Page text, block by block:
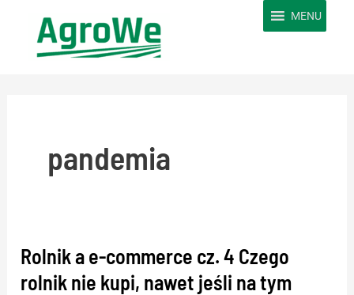
content
MENU
pandemia
Rolnik a e-commerce cz. 4 Czego
rolnik nie kupi, nawet jeśli na tym
Rolnik
a